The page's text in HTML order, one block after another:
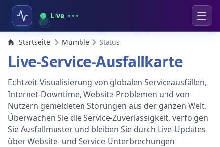
Live
Startseite Mumble Status
Live-Service-Ausfallkarte
Echtzeit-Visualisierung von globalen Serviceausfällen,
Internet-Downtime, Website-Problemen und von
Nutzern gemeldeten Störungen aus der ganzen Welt.
Überwachen Sie die Service-Zuverlässigkeit, verfolgen
Sie Ausfallmuster und bleiben Sie durch Live-Updates
über Website- und Service-Unterbrechungen